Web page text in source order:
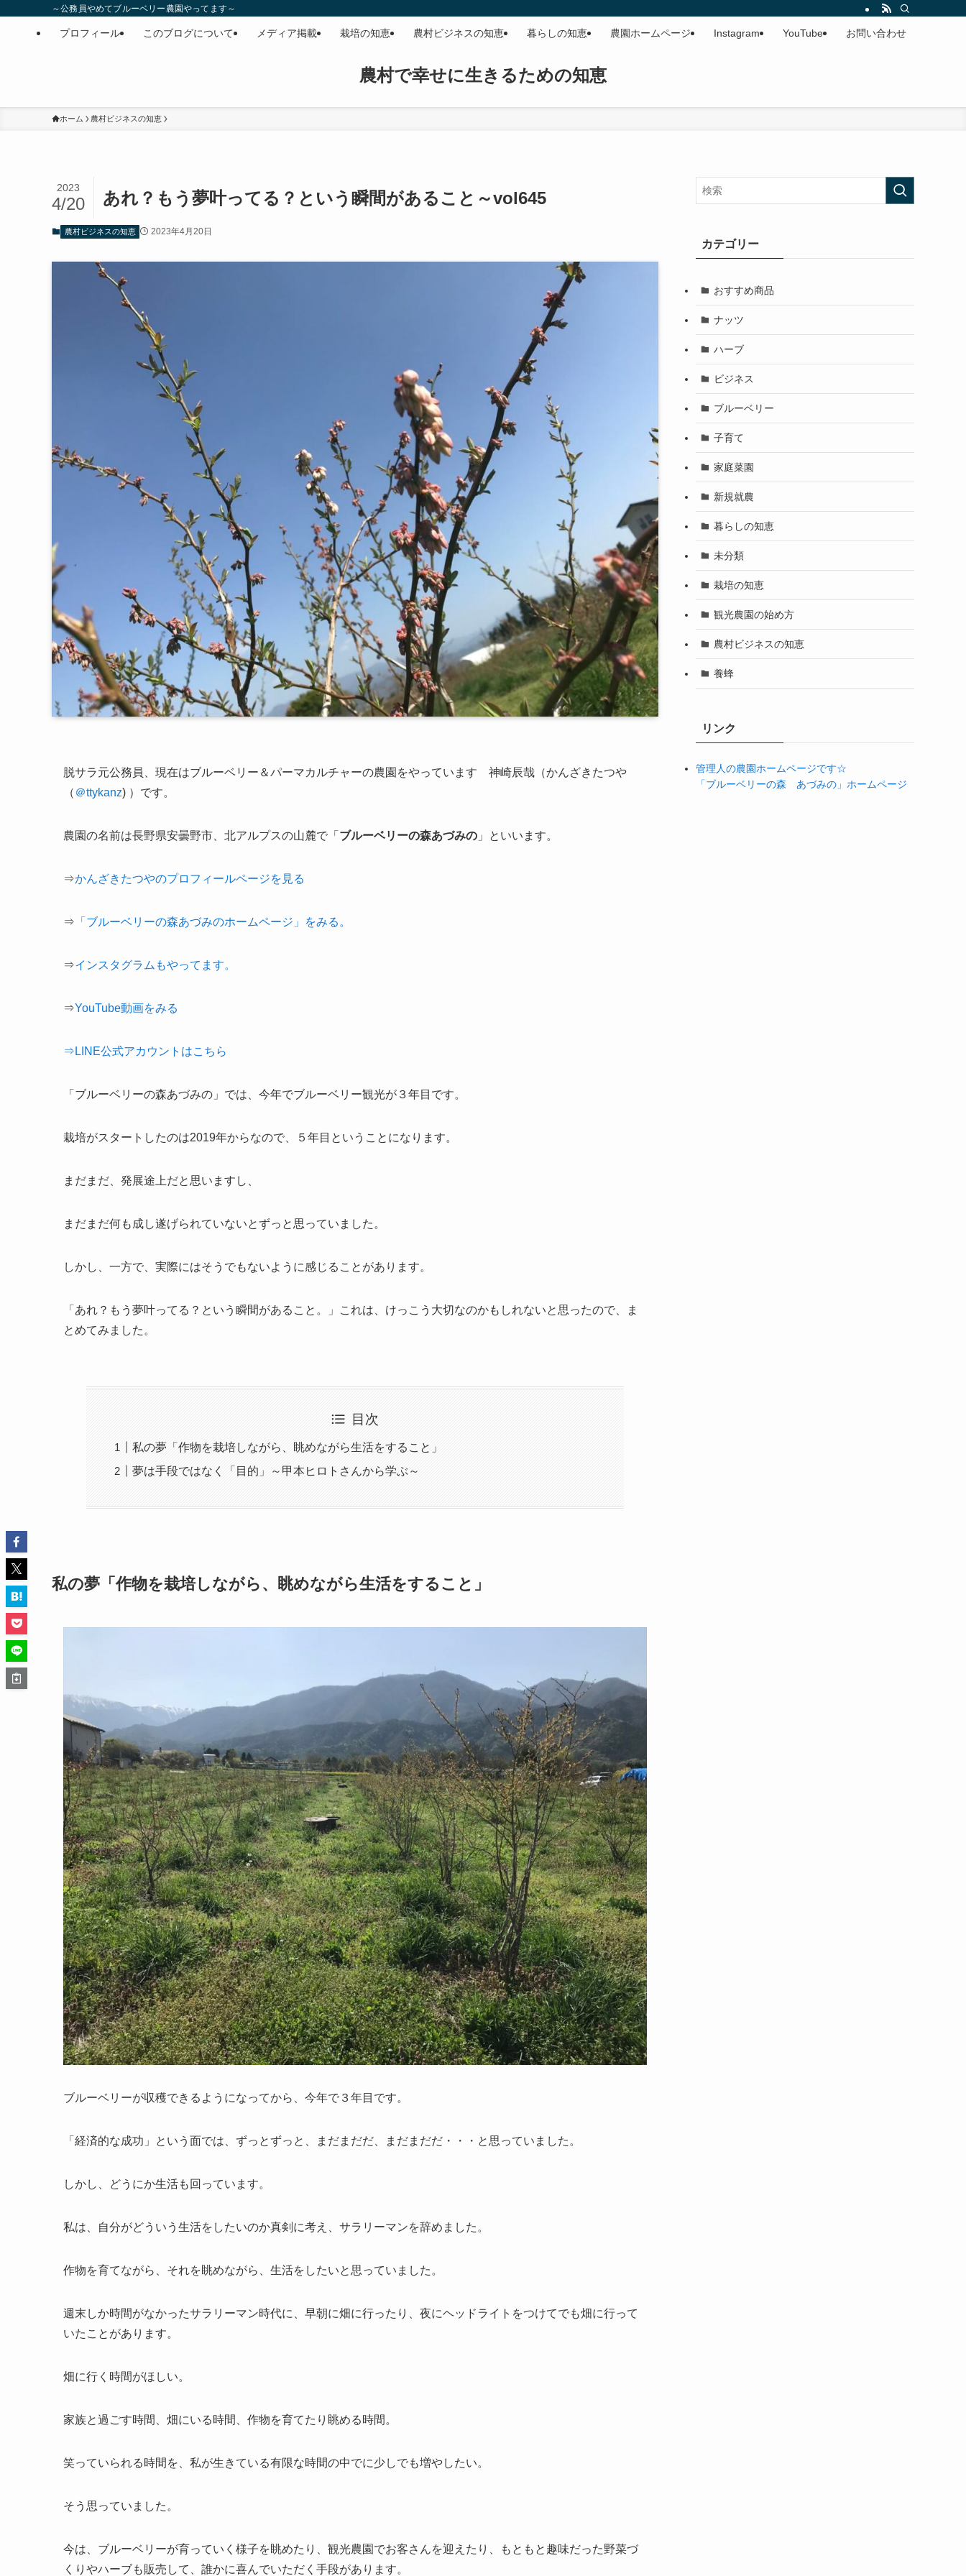
～公務員やめてブルーベリー農園やってます～
農村で幸せに生きるための知恵
プロフィール このブログについて メディア掲載 栽培の知恵 農村ビジネスの知恵 暮らしの知恵 農園ホームページ Instagram YouTube お問い合わせ
ホーム 農村ビジネスの知恵
あれ？もう夢叶ってる？という瞬間があること～vol645
2023
4/20
農村ビジネスの知恵 2023年4月20日
脱サラ元公務員、現在はブルーベリー＆パーマカルチャーの農園 をやっています 神崎辰哉（かんざきたつや
（ ＠ttykanz) ）です。
農園の名前は長野県安曇野市、北アルプスの山麓で「 ブルーベリーの森あづみの 」といいます。
⇒かんざきたつやのプロフィールページを見る
⇒ 「ブルーベリーの森あづみのホームページ」をみる。
⇒インスタグラムもやってます。
⇒YouTube動画をみる
⇒LINE公式アカウントはこちら
「ブルーベリーの森あづみの」では、今年でブルーベリー観光が３年目です。
栽培がスタートしたのは2019年からなので、５年目ということになります。
まだまだ、発展途上だと思いますし、
まだまだ何も成し遂げられていないとずっと思っていました。
しかし、一方で、実際にはそうでもないように感じることがあります。
「あれ？もう夢叶ってる？という瞬間があること。」これは、けっこう大切なのかもしれないと思ったので、ま
とめてみました。
目次
私の夢「作物を栽培しながら、眺めながら生活をすること」
夢は手段ではなく「目的」～甲本ヒロトさんから学ぶ～
私の夢「作物を栽培しながら、眺めながら生活をすること」
ブルーベリーが収穫できるようになってから、今年で３年目です。
「経済的な成功」という面では、ずっとずっと、まだまだだ、まだまだだ・・・と思っていました。
しかし、どうにか生活も回っています。
私は、自分がどういう生活をしたいのか真剣に考え、サラリーマンを辞めました。
作物を育てながら、それを眺めながら、生活をしたいと思っていました。
週末しか時間がなかったサラリーマン時代に、早朝に畑に行ったり、夜にヘッドライトをつけてでも畑に行って
いたことがあります。
畑に行く時間がほしい。
家族と過ごす時間、畑にいる時間、作物を育てたり眺める時間。
笑っていられる時間を、私が生きている有限な時間の中でに少しでも増やしたい。
そう思っていました。
今は、ブルーベリーが育っていく様子を眺めたり、観光農園でお客さんを迎えたり、もともと趣味だった野菜づ
くりやハーブも販売して、誰かに喜んでいただく手段があります。
カテゴリー
おすすめ商品
ナッツ
ハーブ
ビジネス
ブルーベリー
子育て
家庭菜園
新規就農
暮らしの知恵
未分類
栽培の知恵
観光農園の始め方
農村ビジネスの知恵
養蜂
リンク
管理人の農園ホームページです☆
「ブルーベリーの森 あづみの」ホームページ